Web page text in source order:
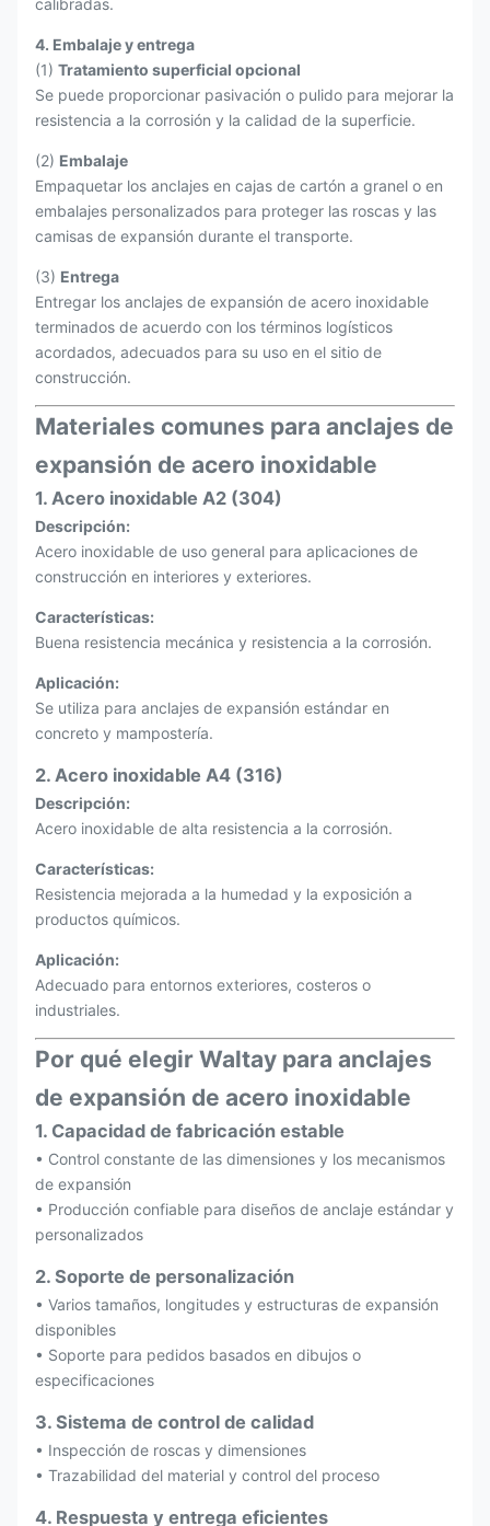
calibradas.
4. Embalaje y entrega
(1) Tratamiento superficial opcional
Se puede proporcionar pasivación o pulido para mejorar la
resistencia a la corrosión y la calidad de la superficie.
(2) Embalaje
Empaquetar los anclajes en cajas de cartón a granel o en
embalajes personalizados para proteger las roscas y las
camisas de expansión durante el transporte.
(3) Entrega
Entregar los anclajes de expansión de acero inoxidable
terminados de acuerdo con los términos logísticos
acordados, adecuados para su uso en el sitio de
construcción.
Materiales comunes para anclajes de
expansión de acero inoxidable
1. Acero inoxidable A2 (304)
Descripción:
Acero inoxidable de uso general para aplicaciones de
construcción en interiores y exteriores.
Características:
Buena resistencia mecánica y resistencia a la corrosión.
Aplicación:
Se utiliza para anclajes de expansión estándar en
concreto y mampostería.
2. Acero inoxidable A4 (316)
Descripción:
Acero inoxidable de alta resistencia a la corrosión.
Características:
Resistencia mejorada a la humedad y la exposición a
productos químicos.
Aplicación:
Adecuado para entornos exteriores, costeros o
industriales.
Por qué elegir Waltay para anclajes
de expansión de acero inoxidable
1. Capacidad de fabricación estable
• Control constante de las dimensiones y los mecanismos
de expansión
• Producción confiable para diseños de anclaje estándar y
personalizados
2. Soporte de personalización
• Varios tamaños, longitudes y estructuras de expansión
disponibles
• Soporte para pedidos basados en dibujos o
especificaciones
3. Sistema de control de calidad
• Inspección de roscas y dimensiones
• Trazabilidad del material y control del proceso
4. Respuesta y entrega eficientes